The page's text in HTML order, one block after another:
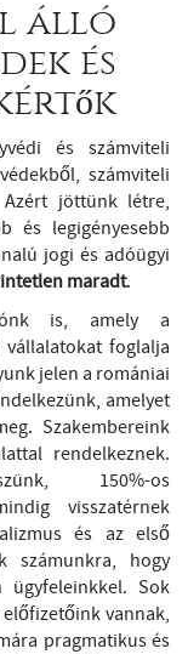
álló
és
és számviteli
számviteli
jöttünk létre,
és legigényesebb
jogi és adóügyi
maradt.
is, amely a
foglalja
jelen a romániai
amelyet
Szakembereink
rendelkeznek.
150%-os
visszatérnek
és az első
számunkra, hogy
Sok
vannak,
pragmatikus és